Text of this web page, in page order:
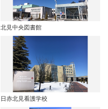
北見中央図書館
日赤北見看護学校